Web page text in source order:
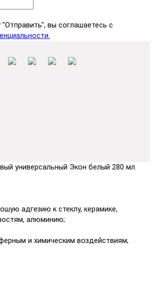
вы соглашаетесь с
универсальный Экон белый 280 мл.
адгезию к стеклу, керамике,
алюминию;
и химическим воздействиям;